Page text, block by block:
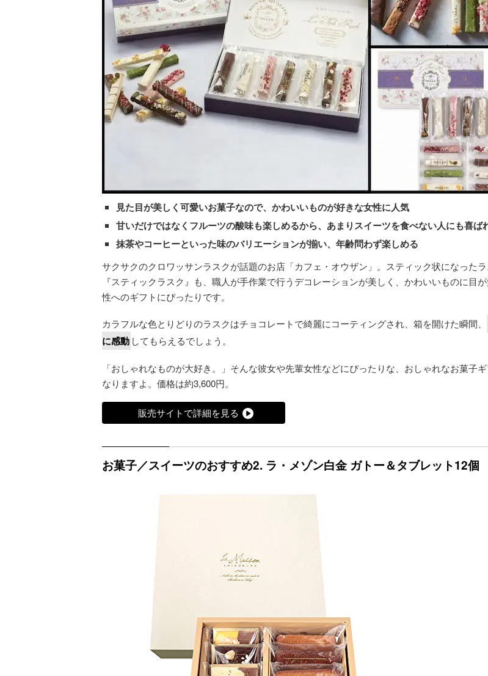
見た目が美しく可愛いお菓子なので、かわいいものが好きな女性に人気
甘いだけではなくフルーツの酸味も楽しめるから、あまりスイーツを食べない人にも喜ば
抹茶やコーヒーといった味のバリエーションが揃い、年齢問わず楽しめる
サクサクのクロワッサンラスクが話題のお店「カフェ・オウザン」。スティック状になった
『スティックラスク』も、職人が手作業で行うデコレーションが美しく、かわいいものに目
性へのギフトにぴったりです。
カラフルな色とりどりのラスクはチョコレートで綺麗にコーティングされ、箱を開けた瞬間、
に感動 してもらえるでしょう。
「おしゃれなものが大好き。」そんな彼女や先輩女性などにぴったりな、おしゃれなお菓子
なりますよ。価格は約3,600円。
販売サイトで詳細を見る
お菓子／スイーツのおすすめ2. ラ・メゾン白金 ガトー＆タブレット12個